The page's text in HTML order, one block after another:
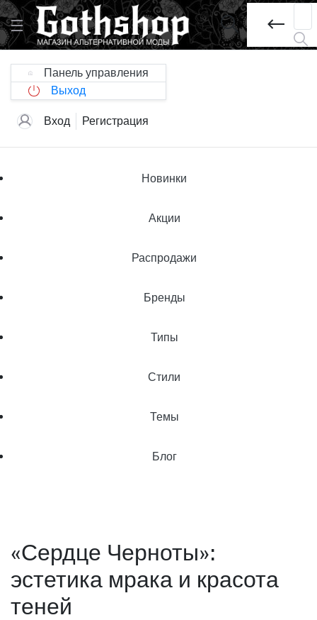
Панель управления
Выход
Вход Регистрация
Новинки
Акции
Распродажи
Бренды
Типы
Стили
Темы
Блог
«Сердце Черноты»:
эстетика мрака и красота
теней